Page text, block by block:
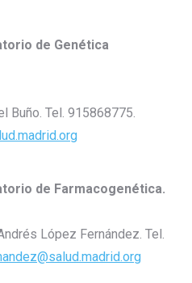
de Genética
Buño. Tel. 915868775.
de Farmacogenética.
López Fernández. Tel.